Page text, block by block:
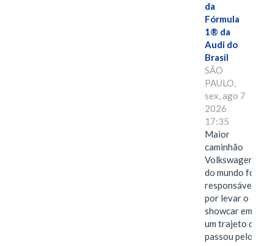
da
Fórmula
1® da
Audi do
Brasil
SÃO
PAULO,
sex, ago 7
2026
17:35
Maior
caminhão
Volkswagen
do mundo foi
responsável
por levar o
showcar em
um trajeto que
passou pelo